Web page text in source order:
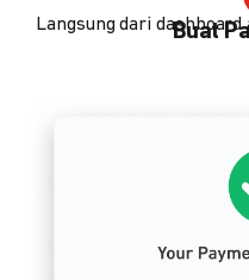
Buat
Langsung dari